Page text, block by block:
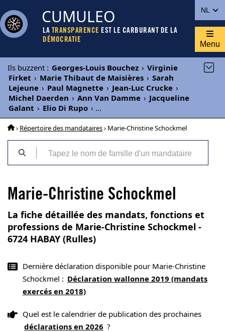
NL
CUMULEO
LA TRANSPARENCE EST LE CARBURANT DE LA
DÉMOCRATIE
Menu
Ils buzzent : Georges-Louis Bouchez › Virginie
Firket › Marie Thibaut de Maisières › Sarah
Lejeune › Paul Magnette › Jean-Luc Crucke ›
Michel Daerden › Ann Van Damme › Jacqueline
Galant › Elio Di Rupo › ...
› Répertoire des mandataires› Marie-Christine Schockmel
Marie-Christine Schockmel
La fiche détaillée des mandats, fonctions et
professions de Marie-Christine Schockmel -
6724 HABAY (Rulles)
Dernière déclaration disponible pour Marie-Christine
Schockmel : Déclaration wallonne 2019 (mandats
exercés en 2018)
Quel est le calendrier de publication des prochaines
déclarations en 2026 ?